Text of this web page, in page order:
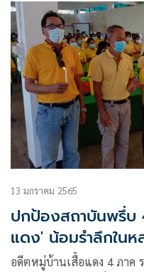
13 มกราคม 2565
ปกป้องสถาบันพรึ่บ
แดง' น้อมรำลึกใน
เดือน
อดีตหมู่บ้านเสื้อแดง 4 ภาค